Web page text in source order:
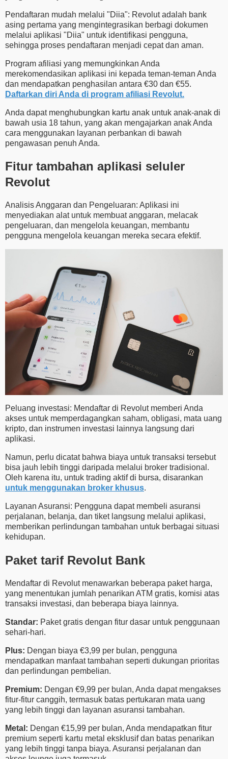
Pendaftaran mudah melalui "Diia": Revolut adalah bank
asing pertama yang mengintegrasikan berbagi dokumen
melalui aplikasi "Diia" untuk identifikasi pengguna,
sehingga proses pendaftaran menjadi cepat dan aman.
Program afiliasi yang memungkinkan Anda
merekomendasikan aplikasi ini kepada teman-teman Anda
dan mendapatkan penghasilan antara €30 dan €55.
Daftarkan diri Anda di program afiliasi Revolut.
Anda dapat menghubungkan kartu anak untuk anak-anak di
bawah usia 18 tahun, yang akan mengajarkan anak Anda
cara menggunakan layanan perbankan di bawah
pengawasan penuh Anda.
Fitur tambahan aplikasi seluler
Revolut
Analisis Anggaran dan Pengeluaran: Aplikasi ini
menyediakan alat untuk membuat anggaran, melacak
pengeluaran, dan mengelola keuangan, membantu
pengguna mengelola keuangan mereka secara efektif.
Peluang investasi: Mendaftar di Revolut memberi Anda
akses untuk memperdagangkan saham, obligasi, mata uang
kripto, dan instrumen investasi lainnya langsung dari
aplikasi.
Namun, perlu dicatat bahwa biaya untuk transaksi tersebut
bisa jauh lebih tinggi daripada melalui broker tradisional.
Oleh karena itu, untuk trading aktif di bursa, disarankan
untuk menggunakan broker khusus.
Layanan Asuransi: Pengguna dapat membeli asuransi
perjalanan, belanja, dan tiket langsung melalui aplikasi,
memberikan perlindungan tambahan untuk berbagai situasi
kehidupan.
Paket tarif Revolut Bank
Mendaftar di Revolut menawarkan beberapa paket harga,
yang menentukan jumlah penarikan ATM gratis, komisi atas
transaksi investasi, dan beberapa biaya lainnya.
Standar: Paket gratis dengan fitur dasar untuk penggunaan
sehari-hari.
Plus: Dengan biaya €3,99 per bulan, pengguna
mendapatkan manfaat tambahan seperti dukungan prioritas
dan perlindungan pembelian.
Premium: Dengan €9,99 per bulan, Anda dapat mengakses
fitur-fitur canggih, termasuk batas pertukaran mata uang
yang lebih tinggi dan layanan asuransi tambahan.
Metal: Dengan €15,99 per bulan, Anda mendapatkan fitur
premium seperti kartu metal eksklusif dan batas penarikan
yang lebih tinggi tanpa biaya. Asuransi perjalanan dan